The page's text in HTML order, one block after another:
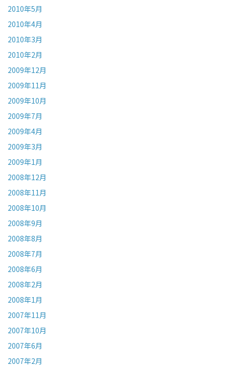
2010年5月
2010年4月
2010年3月
2010年2月
2009年12月
2009年11月
2009年10月
2009年7月
2009年4月
2009年3月
2009年1月
2008年12月
2008年11月
2008年10月
2008年9月
2008年8月
2008年7月
2008年6月
2008年2月
2008年1月
2007年11月
2007年10月
2007年6月
2007年2月